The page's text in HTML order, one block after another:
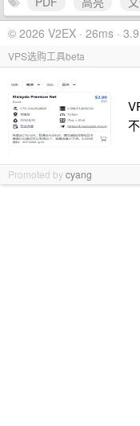
© 2026 V2EX · 26ms ·
VPS选购工具beta
Promoted bycyang